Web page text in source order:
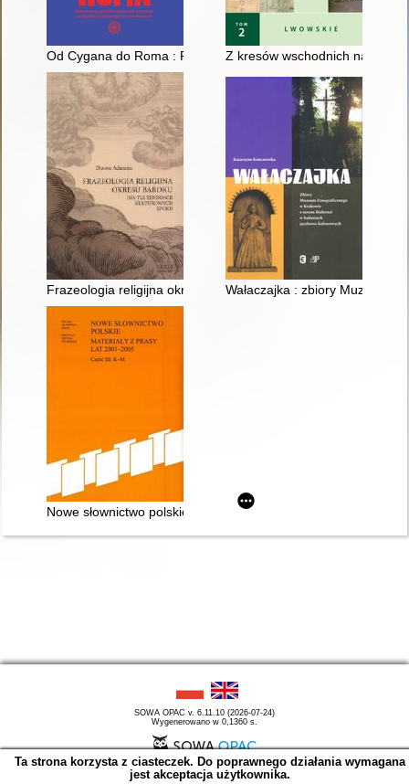
Od Cygana do Roma : Romowie w polskim dyskursie na
Z kresów wschodnich na
Frazeologia religijna okresu baroku : (na tle tendencji
Wałaczajka : zbiory Muzeum
Nowe słownictwo polskie : materiały z prasy lat 2001-2005.
SOWA OPAC v. 6.11.10 (2026-07-24)
Wygenerowano w 0,1360 s.
Ta strona korzysta z ciasteczek. Do poprawnego działania wymagana
jest akceptacja użytkownika.